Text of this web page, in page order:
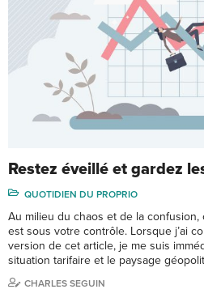
Restez éveillé et gardez
QUOTIDIEN DU PROPRIO
Au milieu du chaos et de la
est sous votre contrôle. Lorsque j’ai
version de cet article, je me suis
situation tarifaire et le paysage
CHARLES SEGUIN